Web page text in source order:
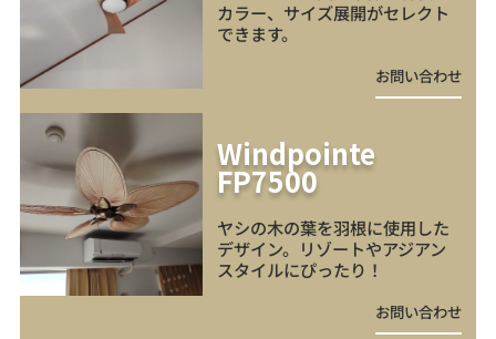
カラー、サイズ展開がセレクト
できます。
お問い合わせ
Windpointe
FP7500
ヤシの木の葉を羽根に使用した
デザイン。リゾートやアジアン
スタイルにぴったり！
お問い合わせ